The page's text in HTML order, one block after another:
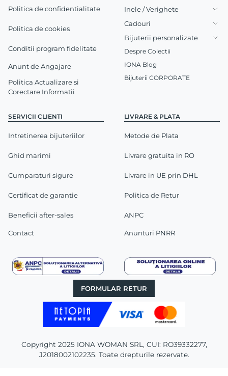
Politica de confidentialitate
Politica de cookies
Conditii program fidelitate
Anunt de Angajare
Politica Actualizare si
Corectare Informatii
SERVICII CLIENTI
Intretinerea bijuteriilor
Ghid marimi
Cumparaturi sigure
Certificat de garantie
Beneficii after-sales
Contact
LIVRARE & PLATA
Metode de Plata
Livrare gratuita in RO
Livrare in UE prin DHL
Politica de Retur
ANPC
Anunturi PNRR
Inele / Verighete
Cadouri
Bijuterii personalizate
Despre Colectii
IONA Blog
Bijuterii CORPORATE
FORMULAR RETUR
Copyright 2025 IONA WOMAN SRL, CUI: RO39332277,
J2018002102235. Toate drepturile rezervate.